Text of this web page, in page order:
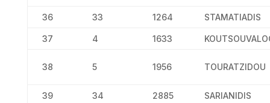
36 33 1264 STAMATIADIS
37 4 1633
38 5 1956 TOURATZIDOU
39 34 2885 SARIANIDIS